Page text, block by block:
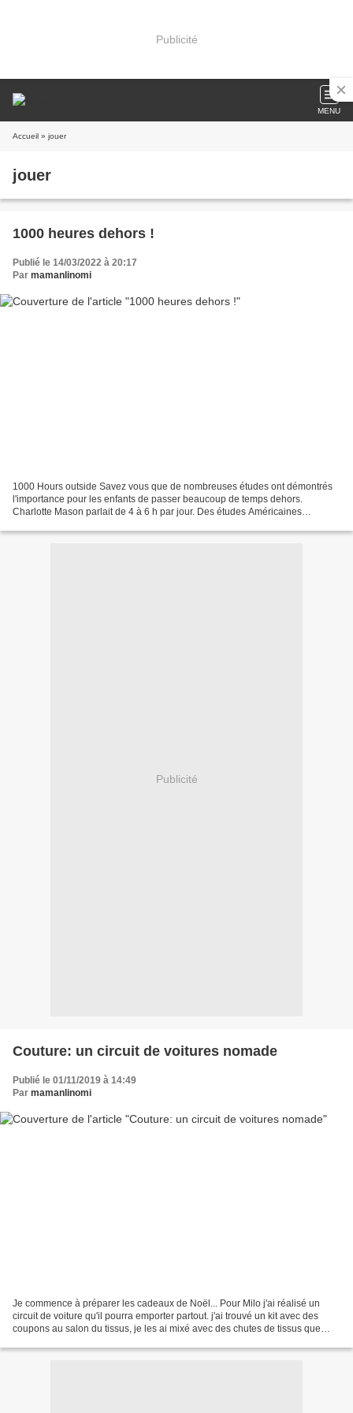
Publicité
MENU
Accueil » jouer
jouer
1000 heures dehors !
Publié le 14/03/2022 à 20:17
Par mamanlinomi
1000 Hours outside Savez vous que de nombreuses études ont démontrés
l'importance pour les enfants de passer beaucoup de temps dehors.
Charlotte Mason parlait de 4 à 6 h par jour. Des études Américaines
Publicité
Couture: un circuit de voitures nomade
Publié le 01/11/2019 à 14:49
Par mamanlinomi
Je commence à préparer les cadeaux de Noël... Pour Milo j'ai réalisé un
circuit de voiture qu'il pourra emporter partout. j'ai trouvé un kit avec des
coupons au salon du tissus, je les ai mixé avec des chutes de tissus que